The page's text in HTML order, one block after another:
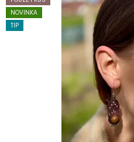
NOVINKA
TIP